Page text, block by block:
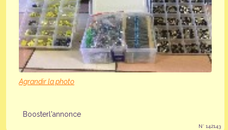
Agrandir la photo
Boosterl'annonce
N° 142143